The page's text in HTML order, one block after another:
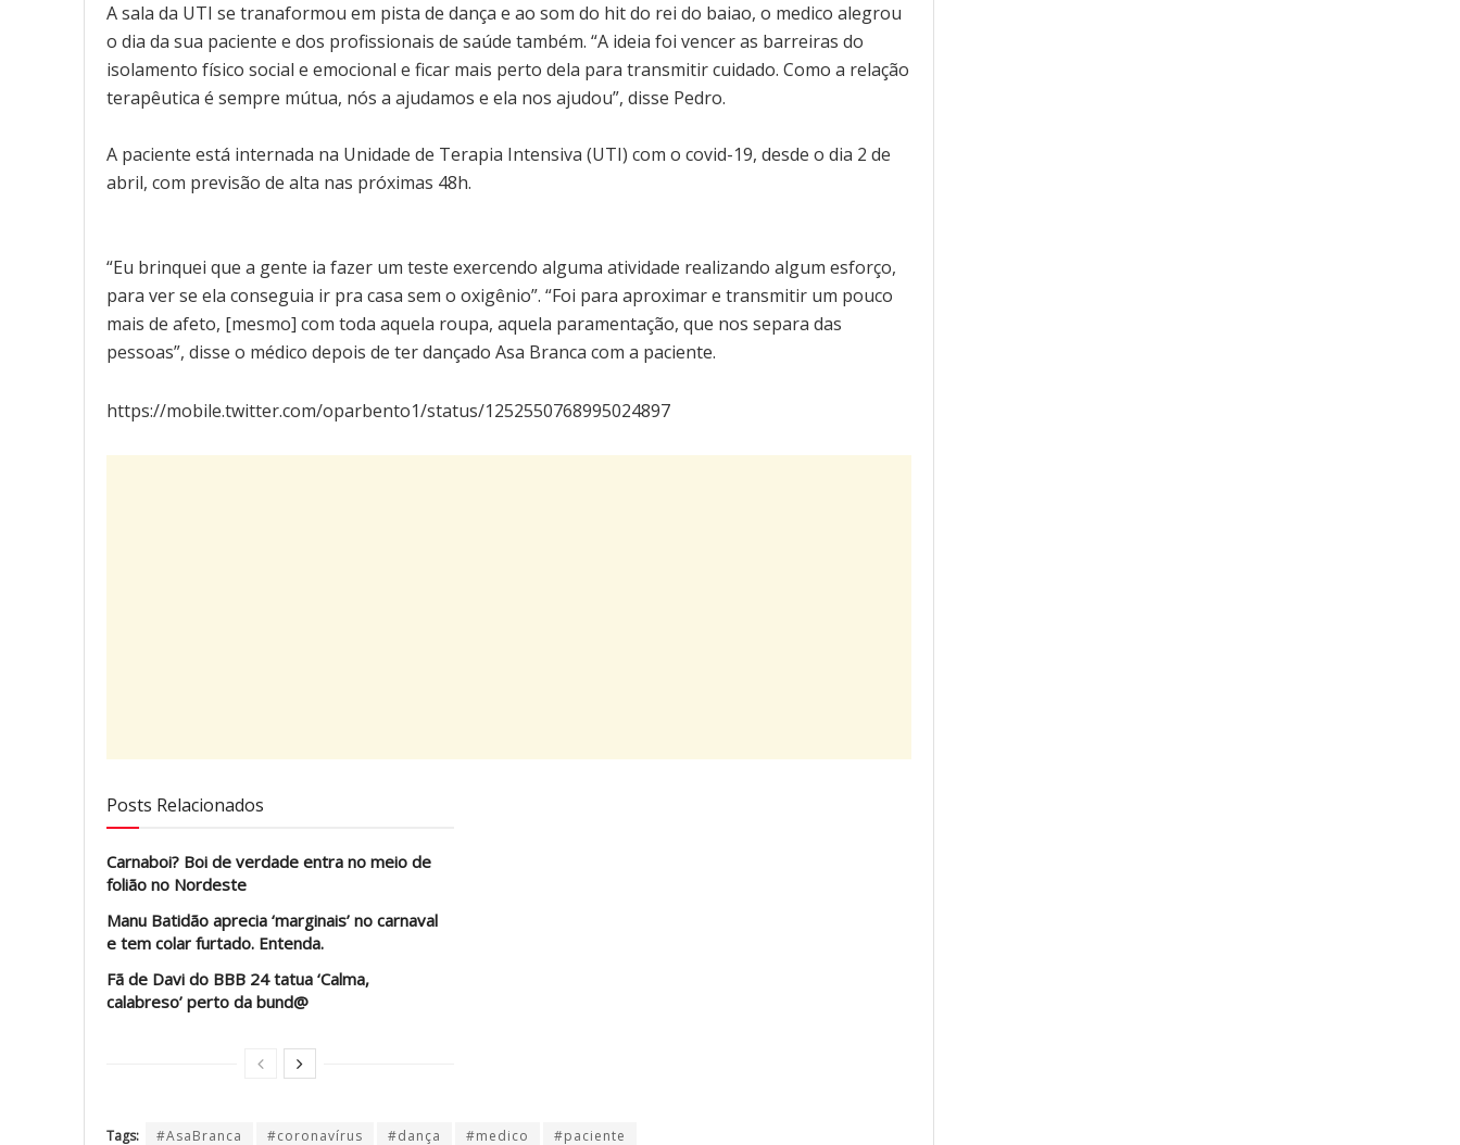
A sala da UTI se tranaformou em pista de dança e ao som do hit do rei do baiao, o medico alegrou
o dia da sua paciente e dos profissionais de saúde também. “A ideia foi vencer as barreiras do
isolamento físico social e emocional e ficar mais perto dela para transmitir cuidado. Como a relação
terapêutica é sempre mútua, nós a ajudamos e ela nos ajudou”, disse Pedro.
A paciente está internada na Unidade de Terapia Intensiva (UTI) com o covid-19, desde o dia 2 de
abril, com previsão de alta nas próximas 48h.
“Eu brinquei que a gente ia fazer um teste exercendo alguma atividade realizando algum esforço,
para ver se ela conseguia ir pra casa sem o oxigênio”. “Foi para aproximar e transmitir um pouco
mais de afeto, [mesmo] com toda aquela roupa, aquela paramentação, que nos separa das
pessoas”, disse o médico depois de ter dançado Asa Branca com a paciente.
https://mobile.twitter.com/oparbento1/status/1252550768995024897
Posts Relacionados
Carnaboi? Boi de verdade entra no meio de
folião no Nordeste
Manu Batidão aprecia ‘marginais’ no carnaval
e tem colar furtado. Entenda.
Fã de Davi do BBB 24 tatua ‘Calma,
calabreso’ perto da bund@
Tags: #AsaBranca #coronavírus #dança #medico #paciente